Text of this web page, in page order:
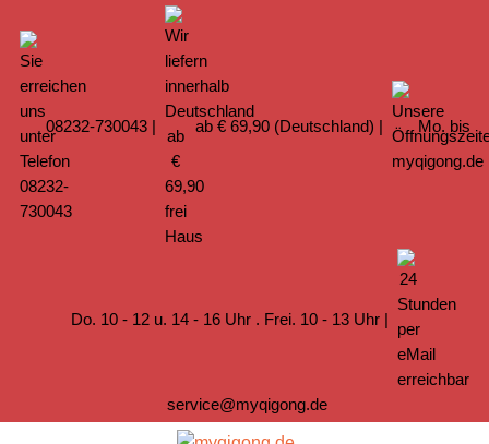
08232-730043| ab € 69,90 (Deutschland) | Mo. bis
Do. 10 - 12 u. 14 - 16 Uhr . Frei. 10 - 13 Uhr |
service@myqigong.de